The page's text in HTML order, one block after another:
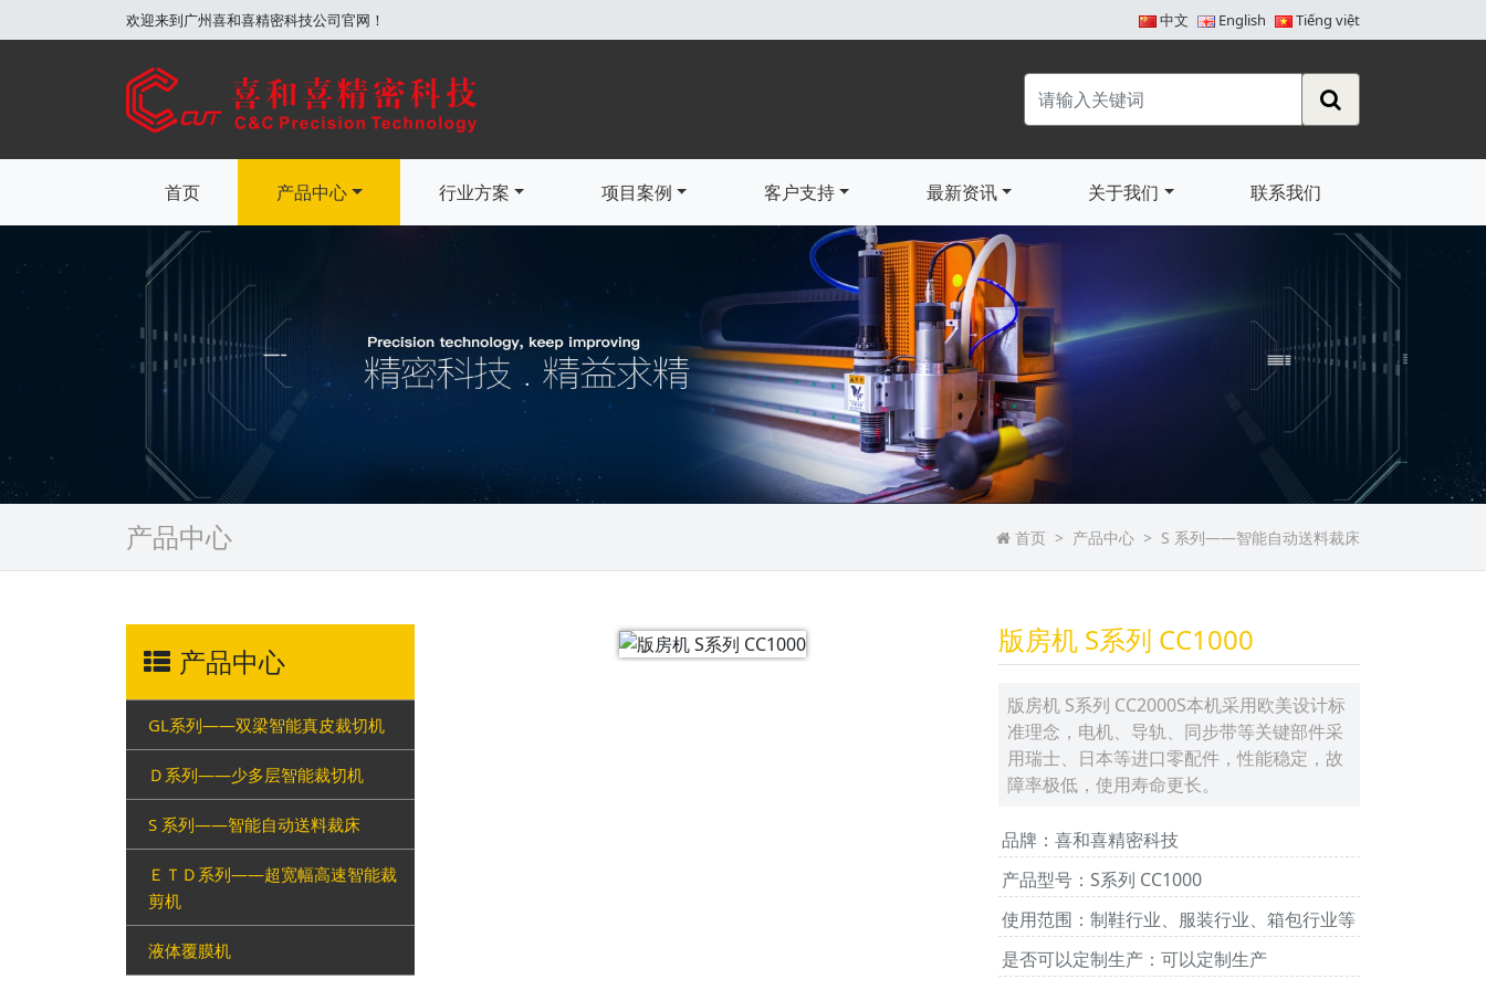
欢迎来到广州喜和喜精密科技公司官网！ 中文 English Tiếng việt
首页 产品中心 行业方案 项目案例 客户支持 最新资讯 关于我们 联系我们
产品中心 首页 产品中心 S 系列——智能自动送料裁床
版房机 S系列 CC1000
版房机 S系列 CC2000S本机采用欧美设计标
准理念，电机、导轨、同步带等关键部件采
用瑞士、日本等进口零配件，性能稳定，故
障率极低，使用寿命更长。
品牌：喜和喜精密科技
产品型号：S系列 CC1000
使用范围：制鞋行业、服装行业、箱包行业等
是否可以定制生产：可以定制生产
产品中心
GL系列——双梁智能真皮裁切机
Ｄ系列——少多层智能裁切机
S 系列——智能自动送料裁床
ＥＴＤ系列——超宽幅高速智能裁
剪机
液体覆膜机